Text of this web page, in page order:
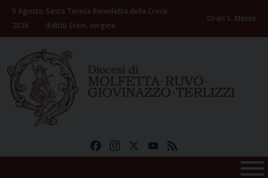
Skip
content
9 Agosto
2026
Santa Teresa Benedetta della Croce
(Edith) Stein, vergine
Orari S. Messe
FacebookInstagramYouTube